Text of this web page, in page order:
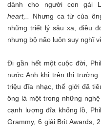
dành cho người con gái
heart,.. Nhưng ca từ của
những triết lý sâu xa, điều
nhưng bộ não luôn suy nghĩ
Đi gần hết một cuộc đời,
nước Anh khi trên thị
triệu đĩa nhạc, thế giới đã
ông là một trong những
cạnh lượng đĩa khổng lồ,
Grammy, 6 giải Brit Awards,